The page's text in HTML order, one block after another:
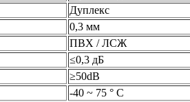
Дуплекс
0,3 мм
ПВХ / ЛСЖ
≤0,3 дБ
≥50dB
-40 ~ 75 ° С